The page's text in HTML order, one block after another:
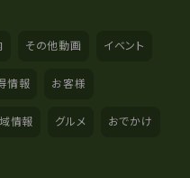
その他動画 イベント
情報 お客様
情報 グルメ おでかけ